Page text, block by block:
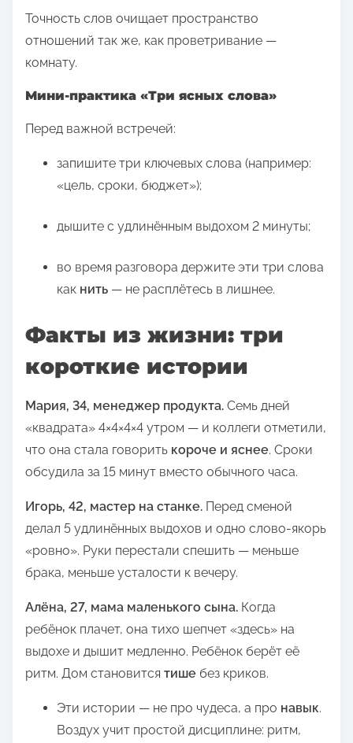
Точность слов очищает пространство
отношений так же, как проветривание —
комнату.
Мини‑практика «Три ясных слова»
Перед важной встречей:
запишите три ключевых слова (например:
«цель, сроки, бюджет»);
дышите с удлинённым выдохом 2 минуты;
во время разговора держите эти три слова
как нить — не расплётесь в лишнее.
Факты из жизни: три
короткие истории
Мария, 34, менеджер продукта. Семь дней
«квадрата» 4×4×4×4 утром — и коллеги отметили,
что она стала говорить короче и яснее. Сроки
обсудила за 15 минут вместо обычного часа.
Игорь, 42, мастер на станке. Перед сменой
делал 5 удлинённых выдохов и одно слово‑якорь
«ровно». Руки перестали спешить — меньше
брака, меньше усталости к вечеру.
Алёна, 27, мама маленького сына. Когда
ребёнок плачет, она тихо шепчет «здесь» на
выдохе и дышит медленно. Ребёнок берёт её
ритм. Дом становится тише без криков.
Эти истории — не про чудеса, а про навык.
Воздух учит простой дисциплине: ритм,